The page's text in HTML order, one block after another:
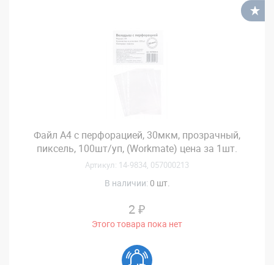
Файл А4 с перфорацией, 30мкм, прозрачный,
пиксель, 100шт/уп, (Workmate) цена за 1шт.
Артикул: 14-9834, 057000213
В наличии: 0 шт.
2 ₽
Этого товара пока нет